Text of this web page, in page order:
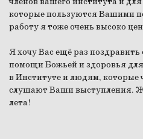
которые пользуются Вашими
работу я тоже очень высоко
Я хочу Вас ещё раз поздравить
помощи Божьей и здоровья
в Институте и людям,
слушают Ваши выступления.
лета!